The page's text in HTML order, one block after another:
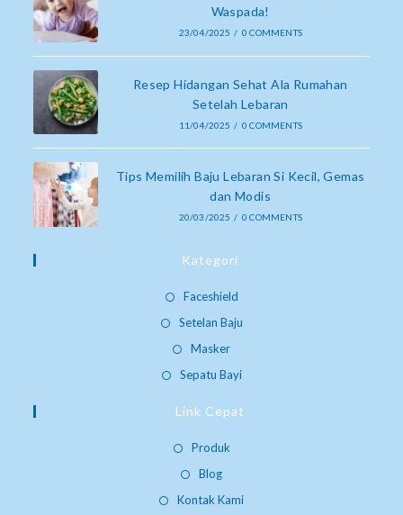
Waspada!
23/04/2025 / 0 COMMENTS
Resep Hidangan Sehat Ala Rumahan
Setelah Lebaran
11/04/2025 / 0 COMMENTS
Tips Memilih Baju Lebaran Si Kecil, Gemas
dan Modis
20/03/2025 / 0 COMMENTS
Kategori
Faceshield
Setelan Baju
Masker
Sepatu Bayi
Link Cepat
Produk
Blog
Kontak Kami